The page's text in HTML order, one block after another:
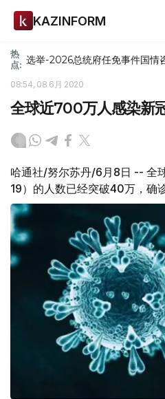
KAZINFORM
热
点: 选举-2026总统府任免事件国情
08:54, 08 6月 2020
全球近700万人感染新
哈通社/努尔苏丹/6月8日 -- 全
19）的人数已经突破40万，确